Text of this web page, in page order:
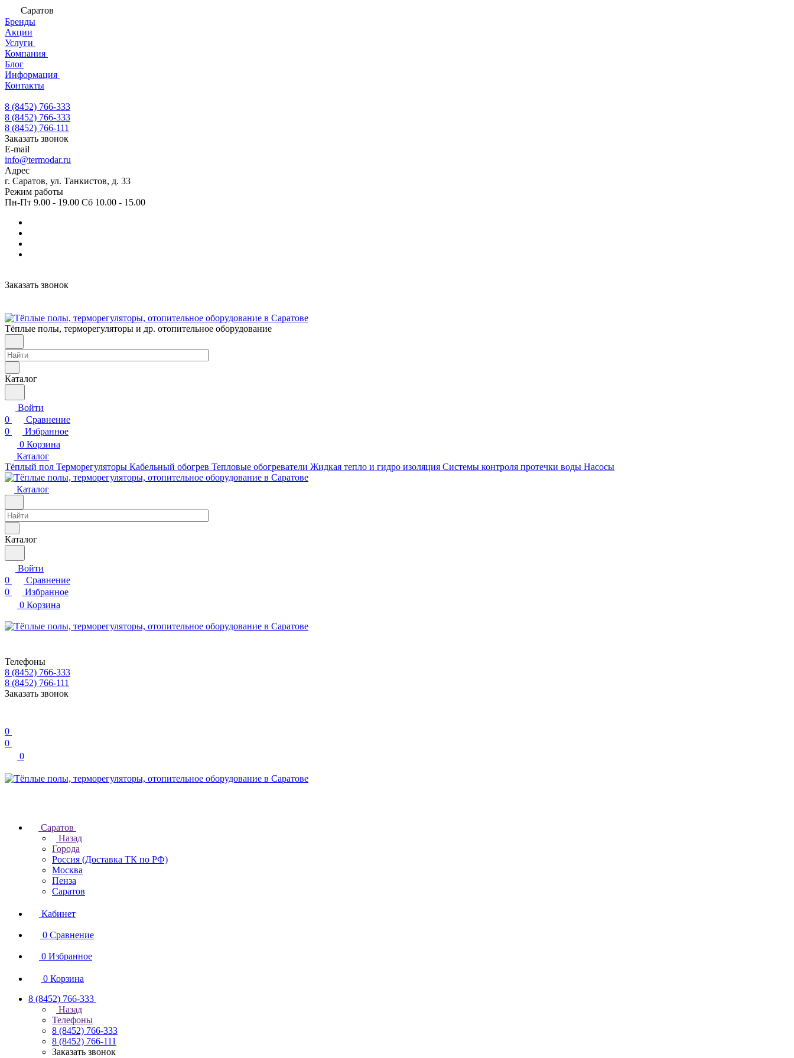
Саратов
Бренды
Акции
Услуги
Компания
Блог
Информация
Контакты
8 (8452) 766-333
8 (8452) 766-333
8 (8452) 766-111
Заказать звонок
E-mail
info@termodar.ru
Адрес
г. Саратов, ул. Танкистов, д. 33
Режим работы
Пн-Пт 9.00 - 19.00 Сб 10.00 - 15.00
Заказать звонок
Тёплые полы, терморегуляторы и др. отопительное оборудование
Каталог
Войти
0
Сравнение
0
Избранное
0 Корзина
Каталог
Тёплый пол Терморегуляторы Кабельный обогрев Тепловые обогреватели Жидкая тепло и гидро изоляция Системы контроля протечки воды Насосы
Каталог
Каталог
Войти
0
Сравнение
0
Избранное
0 Корзина
Телефоны
8 (8452) 766-333
8 (8452) 766-111
Заказать звонок
0
0
0
Саратов
Назад
Города
Россия (Доставка ТК по РФ)
Москва
Пенза
Саратов
Кабинет
0 Сравнение
0 Избранное
0 Корзина
8 (8452) 766-333
Назад
Телефоны
8 (8452) 766-333
8 (8452) 766-111
Заказать звонок